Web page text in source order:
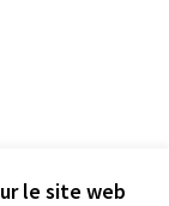
le site web